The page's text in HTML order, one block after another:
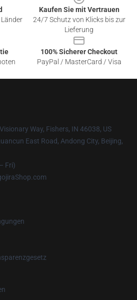
Kaufen Sie mit Vertrauen
24/7 Schutz von Klicks bis zur
Lieferung
100% Sicherer Checkout
PayPal / MasterCard / Visa
Way, Fishers, IN 46038, US
East Road, Andong City, Beijing,
Fri)